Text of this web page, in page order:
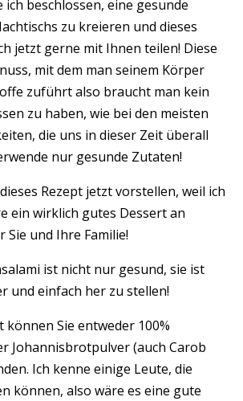
ich beschlossen, eine gesunde
zu kreieren und dieses
jetzt gerne mit Ihnen teilen! Diese
mit dem man seinem Körper
zuführt also braucht man kein
zu haben, wie bei den meisten
die uns in dieser Zeit überall
nur gesunde Zutaten!
Rezept jetzt vorstellen, weil ich
ein wirklich gutes Dessert an
Sie und Ihre Familie!
ist nicht nur gesund, sie ist
und einfach her zu stellen!
können Sie entweder 100%
Johannisbrotpulver (auch Carob
Ich kenne einige Leute, die
können, also wäre es eine gute